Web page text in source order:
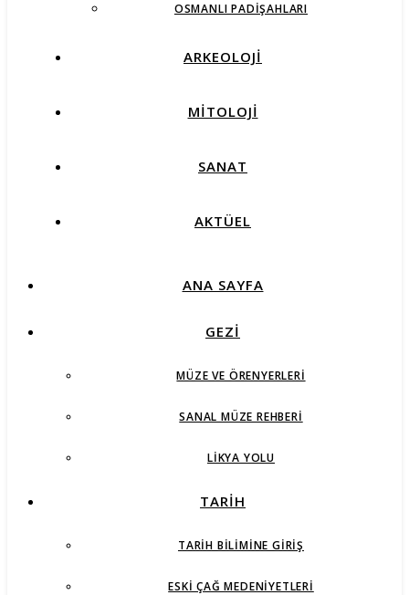
OSMANLI PADIŞAHLARI
ARKEOLOJİ
MİTOLOJİ
SANAT
AKTÜEL
ANA SAYFA
GEZİ
MÜZE VE ÖRENYERLERI
SANAL MÜZE REHBERI
LIKYA YOLU
TARİH
TARIH BILIMINE GIRIŞ
ESKI ÇAĞ MEDENIYETLERI